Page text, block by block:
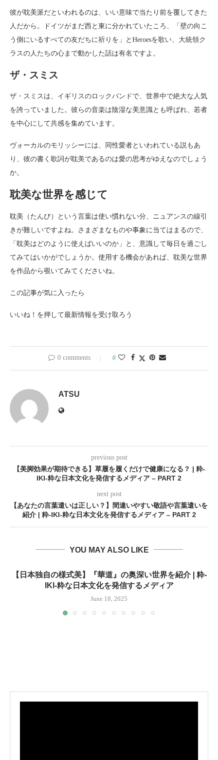
彼が耽美派だといわれるのは、いい意味で当たり前を覆してきた
人だから。ドイツがまだ西と東に分かれていたころ、「壁の向こ
う側にいるすべての友だちに祈りを」とHeroesを歌い、大統領ク
ラスの人たちの心まで動かした話は有名ですよ。
ザ・スミス
ザ・スミスは、イギリスのロックバンドで、世界中で絶大な人気
を誇っていました。彼らの音楽は陰湿な美意識とも呼ばれ、若者
を中心にして共感を集めています。
ヴォーカルのモリッシーには、同性愛者といわれている説もあ
り、彼の書く歌詞が耽美であるのは愛の思考がゆえなのでしょう
か。
耽美な世界を感じて
耽美（たんび）という言葉は使い慣れない分、ニュアンスの線引
きが難しいですよね。さまざまなものや事象に当てはまるので、
「耽美はどのように使えばいいのか」と、意識して毎日を過ごし
てみてはいかがでしょうか。使用する機会があれば、耽美な世界
を作品から覗いてみてくださいね。
この記事が気に入ったら
いいね！を押して最新情報を受け取ろう
0 comments 0
ATSU
previous post
【美脚効果が期待できる】草履を履くだけで健康になる？ | 粋-
IKI-粋な日本文化を発信するメディア – PART 2
next post
【あなたの言葉遣いは正しい？】間違いやすい敬語や言葉遣いを
紹介 | 粋-IKI-粋な日本文化を発信するメディア – PART 2
YOU MAY ALSO LIKE
【日本独自の様式美】『華道』の奥深い世界を紹介 | 粋-
IKI-粋な日本文化を発信するメディア
June 18, 2025